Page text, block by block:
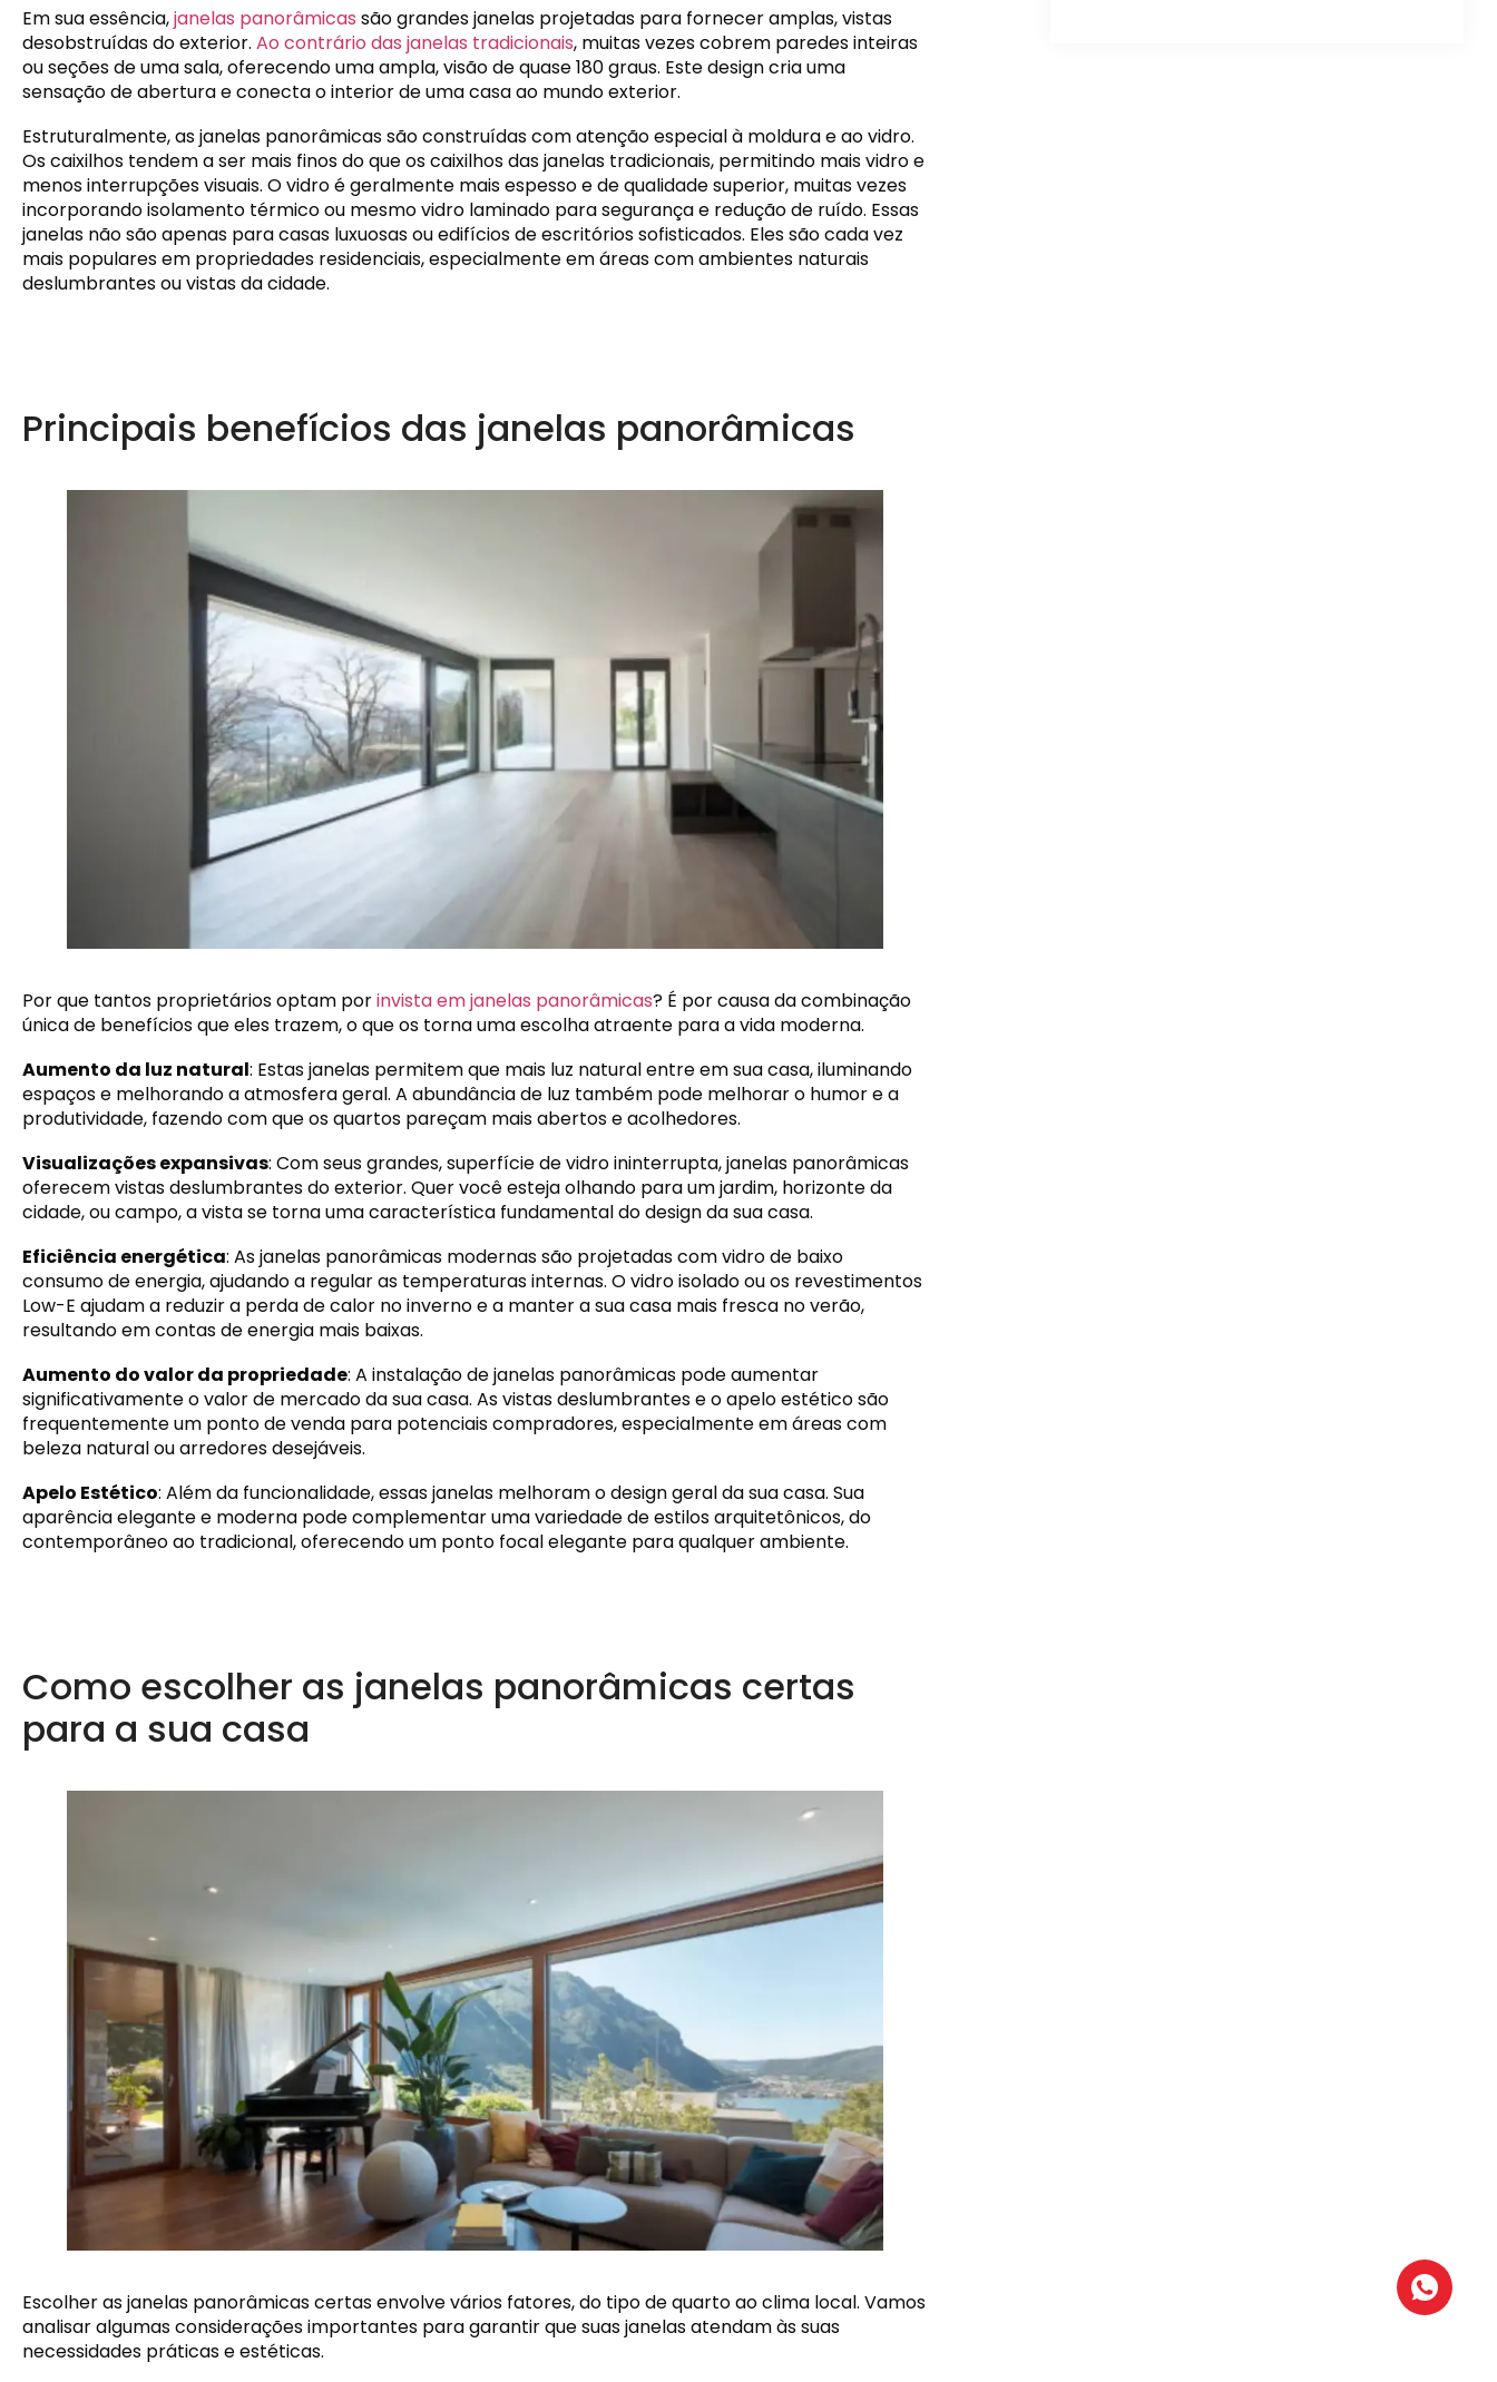
Em sua essência,janelas panorâmicas são grandes janelas projetadas para fornecer amplas, vistas
desobstruídas do exterior. Ao contrário das janelas tradicionais, muitas vezes cobrem paredes inteiras
ou seções de uma sala, oferecendo uma ampla, visão de quase 180 graus. Este design cria uma
sensação de abertura e conecta o interior de uma casa ao mundo exterior.
Estruturalmente, as janelas panorâmicas são construídas com atenção especial à moldura e ao vidro.
Os caixilhos tendem a ser mais finos do que os caixilhos das janelas tradicionais, permitindo mais vidro e
menos interrupções visuais. O vidro é geralmente mais espesso e de qualidade superior, muitas vezes
incorporando isolamento térmico ou mesmo vidro laminado para segurança e redução de ruído. Essas
janelas não são apenas para casas luxuosas ou edifícios de escritórios sofisticados. Eles são cada vez
mais populares em propriedades residenciais, especialmente em áreas com ambientes naturais
deslumbrantes ou vistas da cidade.
Principais benefícios das janelas panorâmicas
Por que tantos proprietários optam porinvista em janelas panorâmicas? É por causa da combinação
única de benefícios que eles trazem, o que os torna uma escolha atraente para a vida moderna.
Aumento da luz natural: Estas janelas permitem que mais luz natural entre em sua casa, iluminando
espaços e melhorando a atmosfera geral. A abundância de luz também pode melhorar o humor e a
produtividade, fazendo com que os quartos pareçam mais abertos e acolhedores.
Visualizações expansivas: Com seus grandes, superfície de vidro ininterrupta, janelas panorâmicas
oferecem vistas deslumbrantes do exterior. Quer você esteja olhando para um jardim, horizonte da
cidade, ou campo, a vista se torna uma característica fundamental do design da sua casa.
Eficiência energética: As janelas panorâmicas modernas são projetadas com vidro de baixo
consumo de energia, ajudando a regular as temperaturas internas. O vidro isolado ou os revestimentos
Low-E ajudam a reduzir a perda de calor no inverno e a manter a sua casa mais fresca no verão,
resultando em contas de energia mais baixas.
Aumento do valor da propriedade: A instalação de janelas panorâmicas pode aumentar
significativamente o valor de mercado da sua casa. As vistas deslumbrantes e o apelo estético são
frequentemente um ponto de venda para potenciais compradores, especialmente em áreas com
beleza natural ou arredores desejáveis.
Apelo Estético: Além da funcionalidade, essas janelas melhoram o design geral da sua casa. Sua
aparência elegante e moderna pode complementar uma variedade de estilos arquitetônicos, do
contemporâneo ao tradicional, oferecendo um ponto focal elegante para qualquer ambiente.
Como escolher as janelas panorâmicas certas
para a sua casa
Escolher as janelas panorâmicas certas envolve vários fatores, do tipo de quarto ao clima local. Vamos
analisar algumas considerações importantes para garantir que suas janelas atendam às suas
necessidades práticas e estéticas.